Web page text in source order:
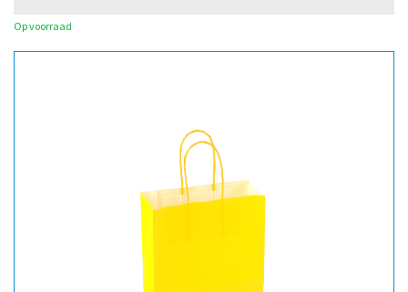
Op voorraad